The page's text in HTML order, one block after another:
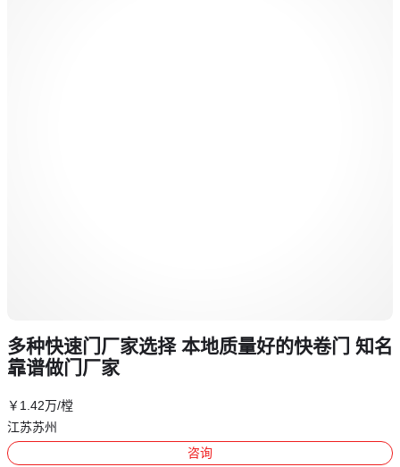
多种快速门厂家选择 本地质量好的快卷门 知名
靠谱做门厂家
￥ 1 .42万/樘
江苏苏州
咨询